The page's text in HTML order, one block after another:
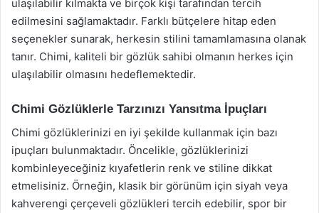
ulaşılabilir kılmakta ve birçok kişi tarafından tercih
edilmesini sağlamaktadır. Farklı bütçelere hitap eden
seçenekler sunarak, herkesin stilini tamamlamasına olanak
tanır. Chimi, kaliteli bir gözlük sahibi olmanın herkes için
ulaşılabilir olmasını hedeflemektedir.
Chimi Gözlüklerle Tarzınızı Yansıtma İpuçları
Chimi gözlüklerinizi en iyi şekilde kullanmak için bazı
ipuçları bulunmaktadır. Öncelikle, gözlüklerinizi
kombinleyeceğiniz kıyafetlerin renk ve stiline dikkat
etmelisiniz. Örneğin, klasik bir görünüm için siyah veya
kahverengi çerçeveli gözlükleri tercih edebilir, spor bir